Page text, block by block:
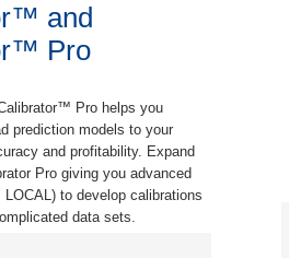
and
Pro
Pro helps you
prediction models to your
and profitability. Expand
Pro giving you advanced
to develop calibrations
data sets.